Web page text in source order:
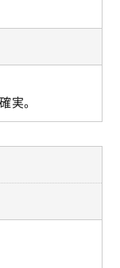
実。